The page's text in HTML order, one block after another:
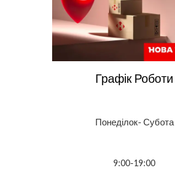
Графік Роботи
Понеділок- Субота
9:00-19:00